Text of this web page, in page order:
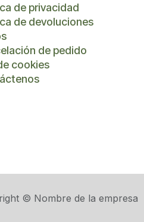
de privacidad
de devoluciones
de pedido
cookies
© Nombre de la empresa